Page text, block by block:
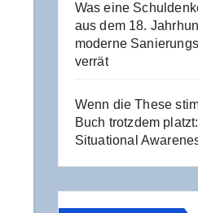
Was eine
aus dem 18.
moder­ne
verrät
Wenn die The­se
Buch trotz­dem
Situa­tio­nal